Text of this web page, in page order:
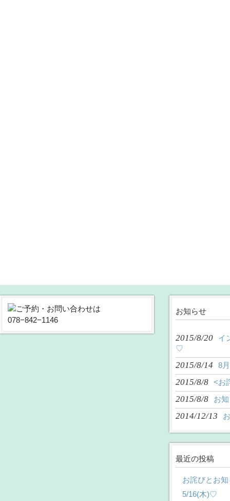
お知らせ
2015/8/20
イ
♡
2015/8/14 8
2015/8/8 <お
2015/8/8 お
2014/12/13
最近の投稿
お詫びとお
5/16(木)♡